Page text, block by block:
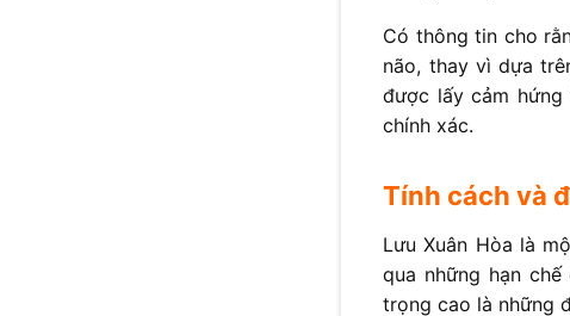
Có thông tin cho
não, thay vì dựa
được lấy cảm hứng
chính xác.
Tính cách và
Lưu Xuân Hòa là
qua những hạn
trọng cao là những